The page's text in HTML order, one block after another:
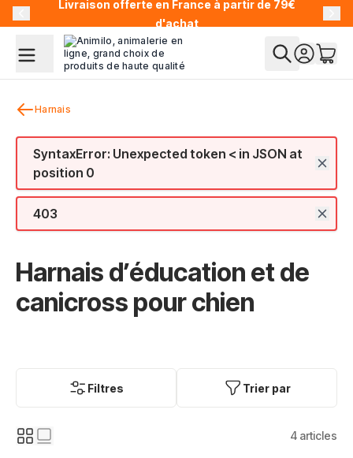
Allez au contenuLivraison offerte en France à partir de 79€
d'achat
Harnais
SyntaxError: Unexpected token < in JSON at
position 0
403
Harnais d’éducation et de
canicross pour chien
Filtres Trier par
4 articles